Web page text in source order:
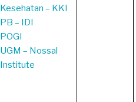
Kesehatan – KKI
PB – IDI
POGI
UGM – Nossal
Institute